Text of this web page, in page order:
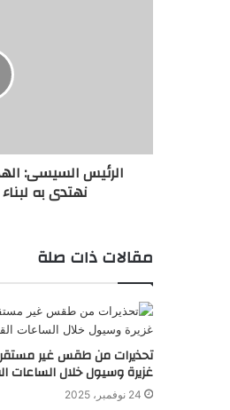
الرئيس السيسى:
نهتدى به
مقالات ذات صلة
تحذيرات من طقس غير
غزيرة وسيول خلال الساعات
24 نوفمبر، 2025